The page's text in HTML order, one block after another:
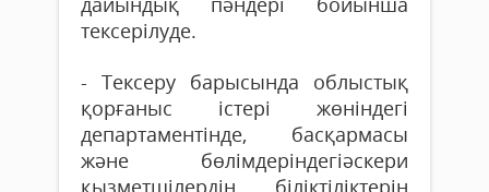
тексерілуде.
- Тексеру барысында облыстық
қорғаныс істері жөніндегі
департаментінде, басқармасы
және бөлімдеріндегіәскери